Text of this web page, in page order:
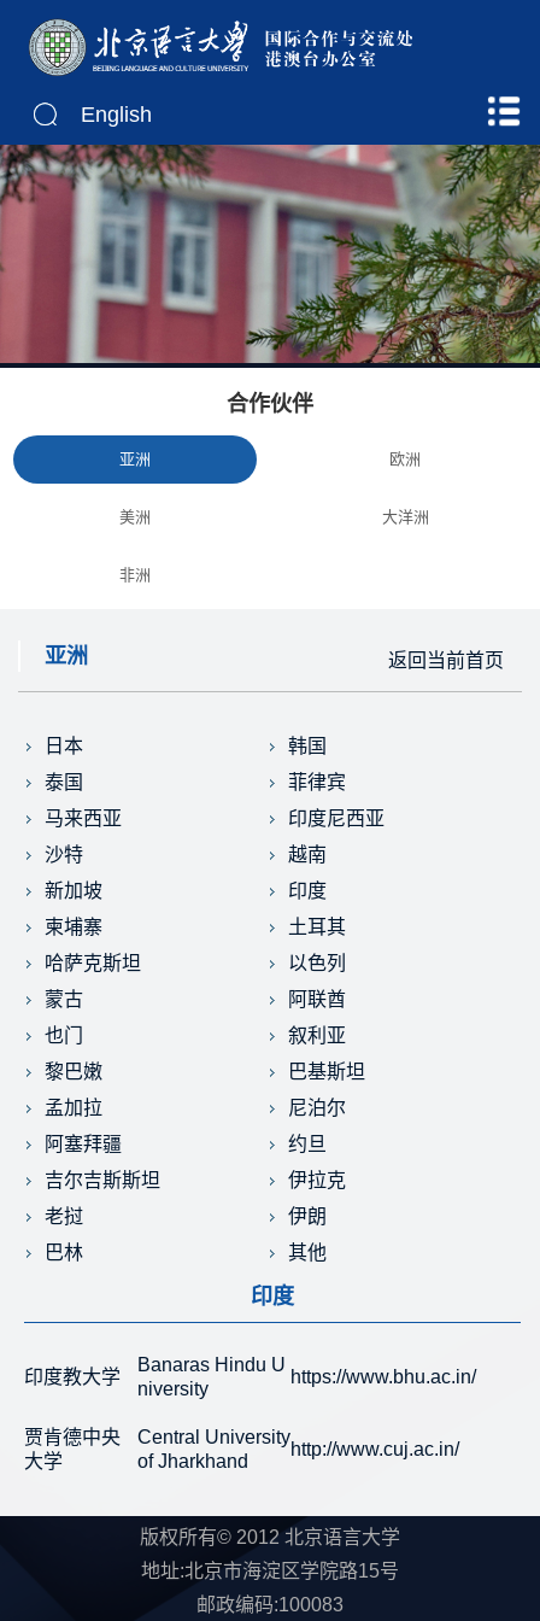
English
合作伙伴
亚洲 欧洲
美洲 大洋洲
非洲
亚洲 返回当前首页
日本
韩国
泰国
菲律宾
马来西亚
印度尼西亚
沙特
越南
新加坡
印度
柬埔寨
土耳其
哈萨克斯坦
以色列
蒙古
阿联酋
也门
叙利亚
黎巴嫩
巴基斯坦
孟加拉
尼泊尔
阿塞拜疆
约旦
吉尔吉斯斯坦
伊拉克
老挝
伊朗
巴林
其他
印度
印度教大学
Banaras Hindu U
niversity
https://www.bhu.ac.in/
贾肯德中央
大学
Central University
of Jharkhand
http://www.cuj.ac.in/
版权所有© 2012 北京语言大学
地址:北京市海淀区学院路15号
邮政编码:100083